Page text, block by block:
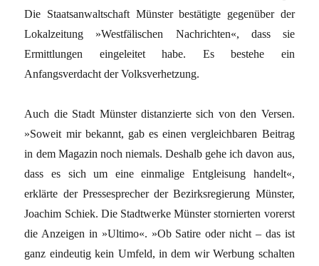
Die Staatsanwaltschaft Münster bestätigte gegenüber der
Lokalzeitung »Westfälischen Nachrichten«, dass sie
Ermittlungen eingeleitet habe. Es bestehe ein
Anfangsverdacht der Volksverhetzung.
Auch die Stadt Münster distanzierte sich von den Versen.
»Soweit mir bekannt, gab es einen vergleichbaren Beitrag
in dem Magazin noch niemals. Deshalb gehe ich davon aus,
dass es sich um eine einmalige Entgleisung handelt«,
erklärte der Pressesprecher der Bezirksregierung Münster,
Joachim Schiek. Die Stadtwerke Münster stornierten vorerst
die Anzeigen in »Ultimo«. »Ob Satire oder nicht – das ist
ganz eindeutig kein Umfeld, in dem wir Werbung schalten